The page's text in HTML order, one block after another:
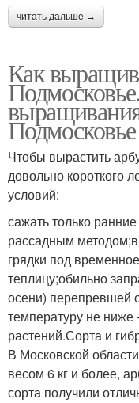
читать дальше →
Как
Подмосковье
Чтобы вырастить
довольно короткого
условий:
сажать только
рассадным
грядки под
теплицу;обильно
осени) перепревшей
температуру не
растений.Сорта и
В Московской
весом 6 кг и более,
сорта получили